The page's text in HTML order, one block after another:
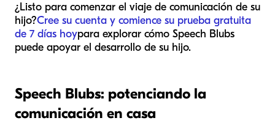
¿Listo para comenzar el viaje de comunicación de su
hijo?Cree su cuenta y comience su prueba gratuita
de 7 días hoypara explorar cómo Speech Blubs
puede apoyar el desarrollo de su hijo.
Speech Blubs: potenciando la
comunicación en casa